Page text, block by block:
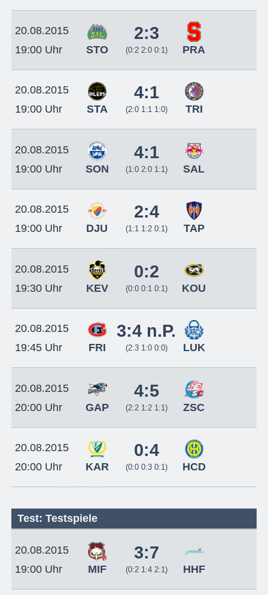
20.08.2015
19:00 Uhr
STO
2:3
(0:2 2:0 0:1) PRA
20.08.2015
19:00 Uhr
STA
4:1
(2:0 1:1 1:0) TRI
20.08.2015
19:00 Uhr
SON
4:1
(1:0 2:0 1:1) SAL
20.08.2015
19:00 Uhr
DJU
2:4
(1:1 1:2 0:1) TAP
20.08.2015
19:30 Uhr
KEV
0:2
(0:0 0:1 0:1) KOU
20.08.2015
19:45 Uhr
FRI
3:4 n.P.
(2:3 1:0 0:0) LUK
20.08.2015
20:00 Uhr
GAP
4:5
(2:2 1:2 1:1) ZSC
20.08.2015
20:00 Uhr
KAR
0:4
(0:0 0:3 0:1) HCD
Test: Testspiele
20.08.2015
19:00 Uhr
MIF
3:7
(0:2 1:4 2:1) HHF